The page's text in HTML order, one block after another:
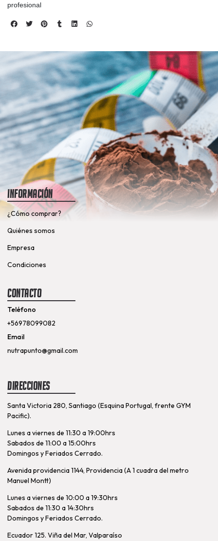
profesional
Información
¿Cómo comprar?
Quiénes somos
Empresa
Condiciones
Contacto
Teléfono
+56978099082
Email
nutrapunto@gmail.com
Direcciones
Santa Victoria 280, Santiago (Esquina Portugal, frente GYM
Pacific).
Lunes a viernes de 11:30 a 19:00hrs
Sabados de 11:00 a 15:00hrs
Domingos y Feriados Cerrado.
Avenida providencia 1144, Providencia (A 1 cuadra del metro
Manuel Montt)
Lunes a viernes de 10:00 a 19:30hrs
Sabados de 11:30 a 14:30hrs
Domingos y Feriados Cerrado.
Ecuador 125. Viña del Mar, Valparaíso